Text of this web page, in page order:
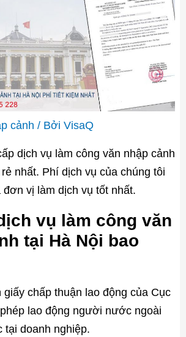
cảnh / Bởi VisaQ
dịch vụ làm công văn nhập cảnh
nhất. Phí dịch vụ của chúng tôi
vị làm dịch vụ tốt nhất.
vụ làm công văn
tại Hà Nội bao
chấp thuận lao động của Cục
lao động người nước ngoài
tại doanh nghiệp.